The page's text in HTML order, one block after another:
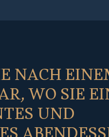
NACH
WO SIE
UND